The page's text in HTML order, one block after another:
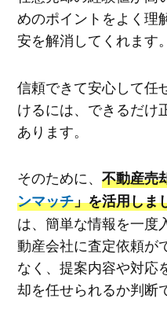
めのポイントをよく理
安を解消してくれます。
信頼できて安心して任
けるには、できるだけ
あります。
そのために、 不動産売
ンマッチ」を活用しま
は、簡単な情報を一度
動産会社に査定依頼が
なく、提案内容や対応
却を任せられるか判断